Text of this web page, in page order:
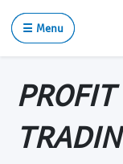
☰ Menu